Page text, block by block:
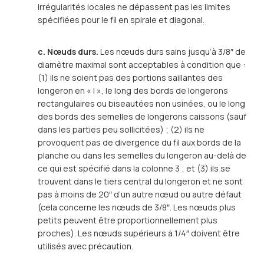
irrégularités locales ne dépassent pas les limites
spécifiées pour le fil en spirale et diagonal.
c. Nœuds durs. Les nœuds durs sains jusqu’à 3/8″ de
diamètre maximal sont acceptables à condition que :
(1) ils ne soient pas des portions saillantes des
longeron en « I », le long des bords de longerons
rectangulaires ou biseautées non usinées, ou le long
des bords des semelles de longerons caissons (sauf
dans les parties peu sollicitées) ; (2) ils ne
provoquent pas de divergence du fil aux bords de la
planche ou dans les semelles du longeron au-delà de
ce qui est spécifié dans la colonne 3 ; et (3) ils se
trouvent dans le tiers central du longeron et ne sont
pas à moins de 20″ d’un autre nœud ou autre défaut
(cela concerne les nœuds de 3/8″. Les nœuds plus
petits peuvent être proportionnellement plus
proches). Les nœuds supérieurs à 1/4″ doivent être
utilisés avec précaution.